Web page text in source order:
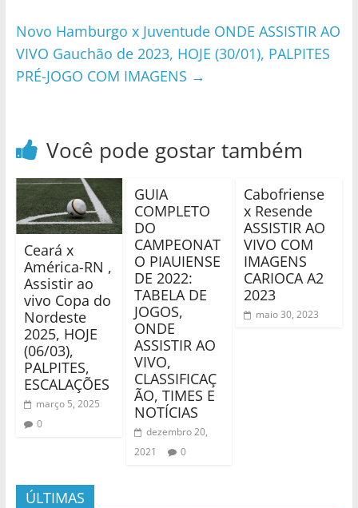
Novo Hamburgo x Juventude ONDE ASSISTIR AO
VIVO Gauchão de 2023, HOJE (30/01), PALPITES
PRÉ-JOGO COM IMAGENS →
Você pode gostar também
Ceará x
América-RN ,
Assistir ao
vivo Copa do
Nordeste
2025, HOJE
(06/03),
PALPITES,
ESCALAÇÕES
março 5, 2025
0
GUIA
COMPLETO
DO
CAMPEONAT
O PIAUIENSE
DE 2022:
TABELA DE
JOGOS,
ONDE
ASSISTIR AO
VIVO,
CLASSIFICAÇ
ÃO, TIMES E
NOTÍCIAS
dezembro 20,
2021
0
Cabofriense
x Resende
ASSISTIR AO
VIVO COM
IMAGENS
CARIOCA A2
2023
maio 30, 2023
ÚLTIMAS